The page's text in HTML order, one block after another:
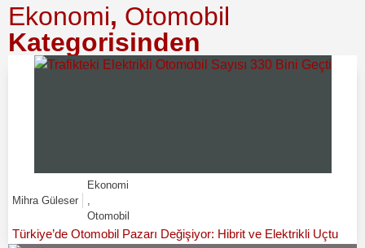
Ekonomi, Otomobil
Kategorisinden
Mihra Güleser
Ekonomi
Otomobil
Türkiye’de Otomobil Pazarı Değişiyor: Hibrit ve Elektrikli Uçtu